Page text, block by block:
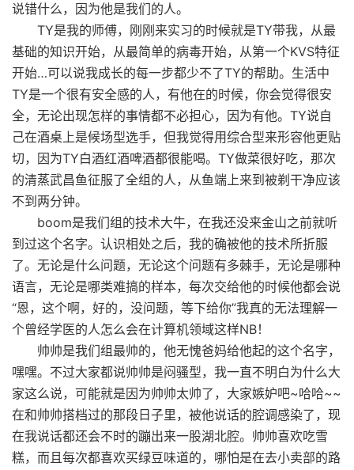
说错什么，因为他是我们的人。
TY是我的师傅，刚刚来实习的时候就是TY带我，从最
基础的知识开始，从最简单的病毒开始，从第一个KVS特征
开始…可以说我成长的每一步都少不了TY的帮助。生活中
TY是一个很有安全感的人，有他在的时候，你会觉得很安
全，无论出现怎样的事情都不必担心，因为有他。TY说自
己在酒桌上是候场型选手，但我觉得用综合型来形容他更贴
切，因为TY白酒红酒啤酒都很能喝。TY做菜很好吃，那次
的清蒸武昌鱼征服了全组的人，从鱼端上来到被剃干净应该
不到两分钟。
boom是我们组的技术大牛，在我还没来金山之前就听
到过这个名字。认识相处之后，我的确被他的技术所折服
了。无论是什么问题，无论这个问题有多棘手，无论是哪种
语言，无论是哪类难搞的样本，每次交给他的时候他都会说
“恩，这个啊，好的，没问题，等下给你”我真的无法理解一
个曾经学医的人怎么会在计算机领域这样NB！
帅帅是我们组最帅的，他无愧爸妈给他起的这个名字，
嘿嘿。不过大家都说帅帅是闷骚型，我一直不明白为什么大
家这么说，可能就是因为帅帅太帅了，大家嫉妒吧~哈哈~~
在和帅帅搭档过的那段日子里，被他说话的腔调感染了，现
在我说话都还会不时的蹦出来一股湖北腔。帅帅喜欢吃雪
糕，而且每次都喜欢买绿豆味道的，哪怕是在去小卖部的路